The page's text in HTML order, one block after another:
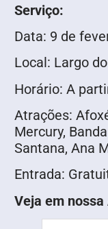
Serviço:
Data: 9 de
Local: Largo
Horário: A
Atrações:
Mercury,
Santana, Ana
Entrada:
Veja em nossa